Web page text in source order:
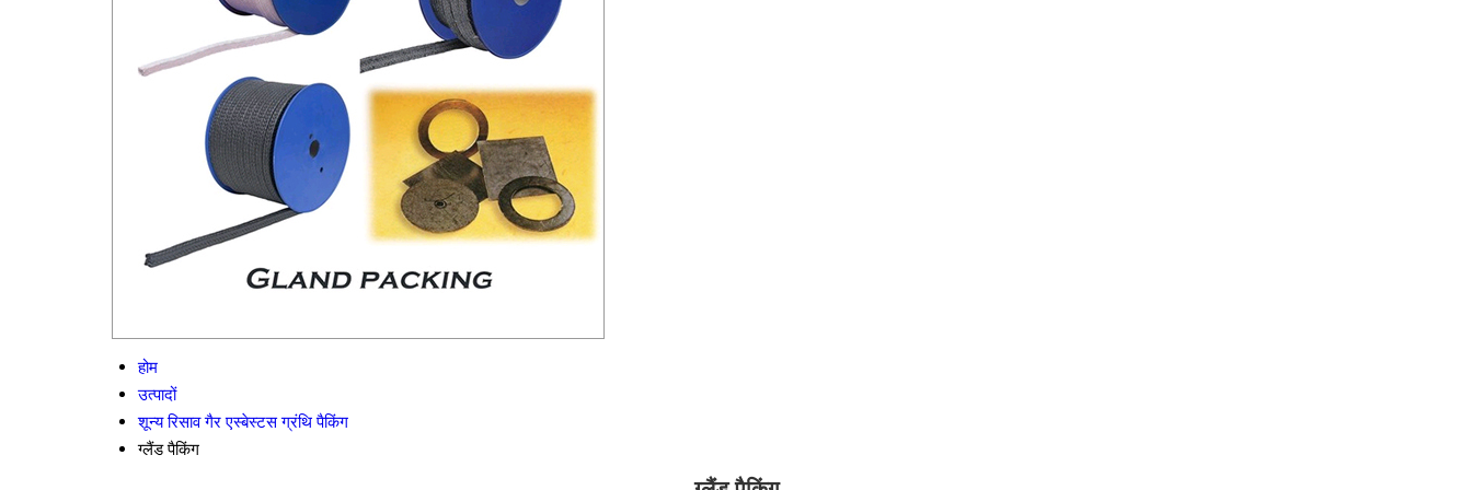
होम
उत्पादों
शून्य रिसाव गैर एस्बेस्टस ग्रंथि पैकिंग
ग्लैंड पैकिंग